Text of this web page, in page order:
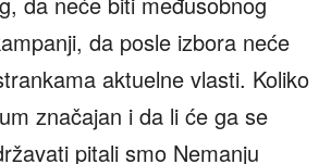
da posle izbora neće
aktuelne vlasti. Koliko
značajan i da li će ga se
pitali smo Nemanju